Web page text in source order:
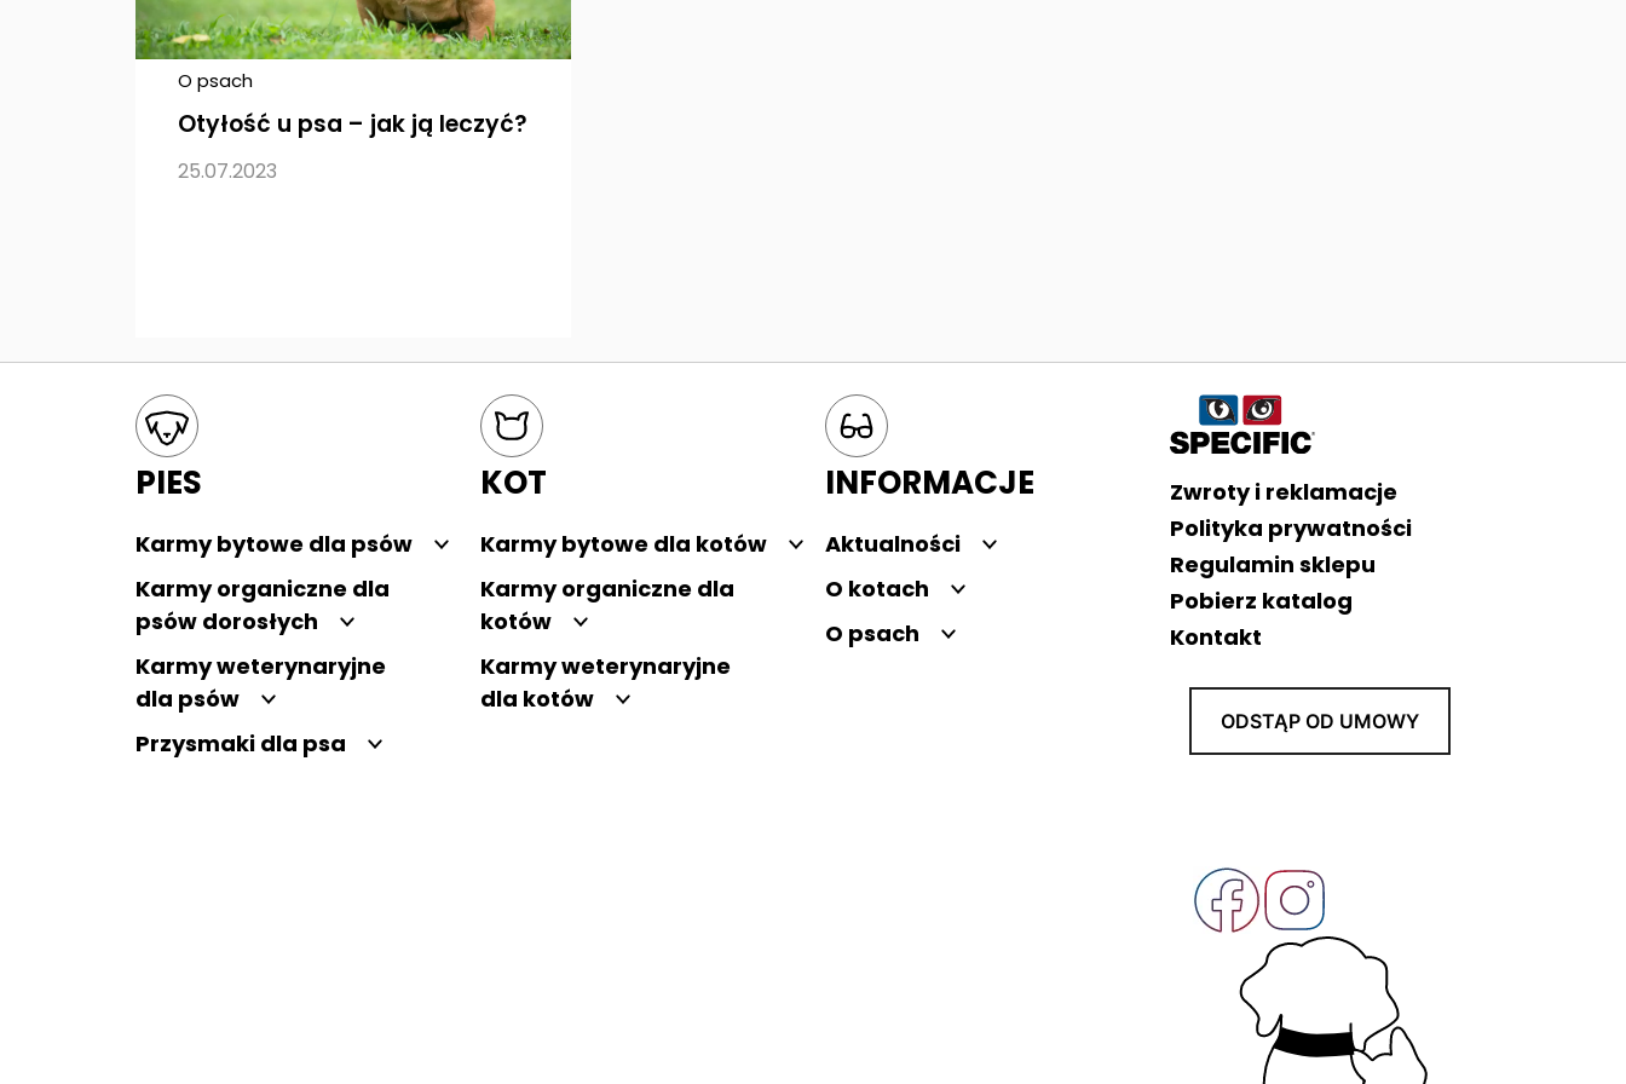
O psach
Otyłość u psa – jak ją leczyć?
25.07.2023
Mapa kategorii
PIES
Karmy bytowe dla psów
Karmy organiczne dla
psów dorosłych
Karmy weterynaryjne
dla psów
Przysmaki dla psa
KOT
Karmy bytowe dla kotów
Karmy organiczne dla
kotów
Karmy weterynaryjne
dla kotów
INFORMACJE
Aktualności
O kotach
O psach
Informacje o sklepie
Zwroty i reklamacje
Polityka prywatności
Regulamin sklepu
Pobierz katalog
Kontakt